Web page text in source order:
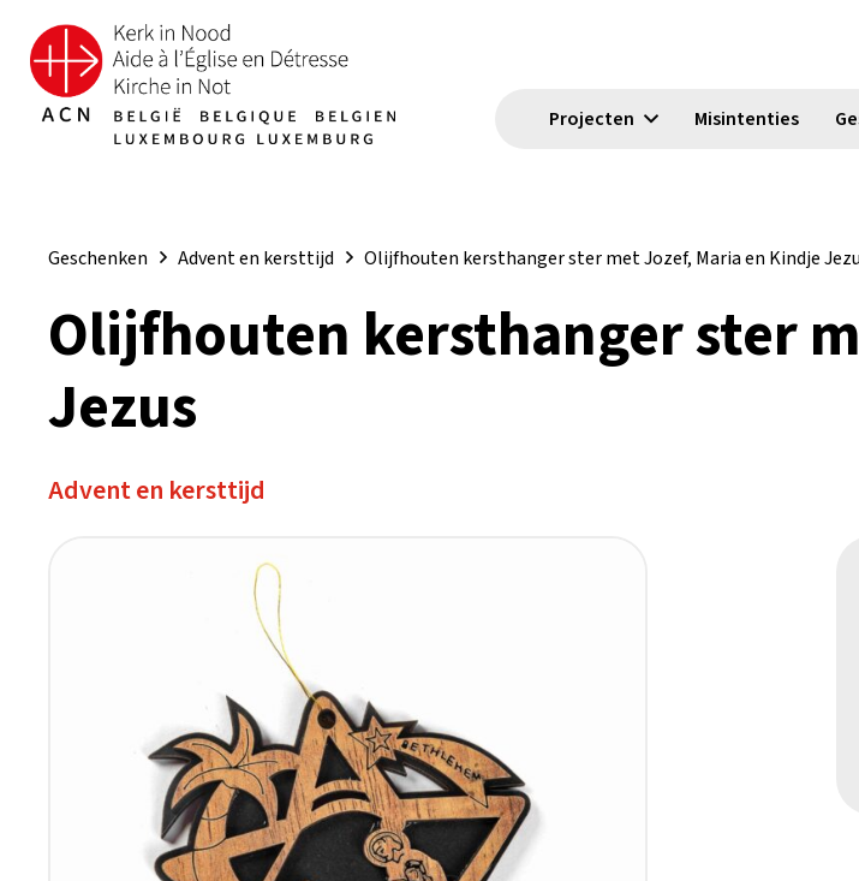
Projecten Misintenties
Geschenken Advent en kersttijd Olijfhouten kersthanger ster met Jozef, Maria en Kindje
Olijfhouten kersthanger ster
Jezus
Advent en kersttijd